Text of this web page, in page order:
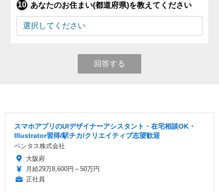
あなたのお住まい(都道府県)を教えてください
回答する
スマホアプリのUIデザイナーアシスタント・在宅相談OK・
Illustrator習得/駅チカ/クリエイティブ志望歓迎
ベンタス株式会社
大阪府
月給29万8,600円～50万円
正社員